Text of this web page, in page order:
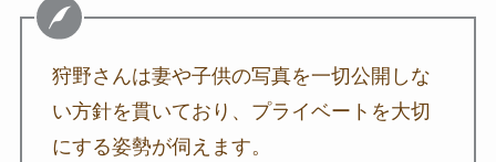
狩野さんは妻や子供の写真を一切公開しな
い方針を貫いており、プライベートを大切
にする姿勢が伺えます。